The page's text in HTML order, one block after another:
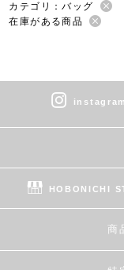
カテゴリ：バッグ
在庫がある商品
instagram
HOBONICHI
商